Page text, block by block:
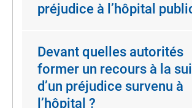
préjudice à l’hôpital
Devant quelles autorités
former un recours à la
d’un préjudice survenu à
l’hôpital ?